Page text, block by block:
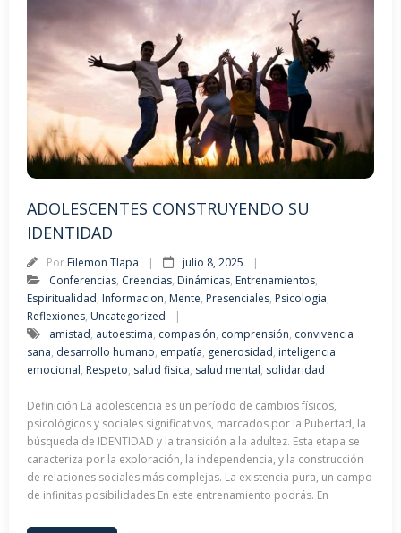
ADOLESCENTES CONSTRUYENDO SU
IDENTIDAD
Por Filemon Tlapa
julio 8, 2025
Conferencias, Creencias, Dinámicas, Entrenamientos,
Espiritualidad, Informacion, Mente, Presenciales, Psicologia,
Reflexiones, Uncategorized
amistad, autoestima, compasión, comprensión, convivencia
sana, desarrollo humano, empatía, generosidad, inteligencia
emocional, Respeto, salud fisica, salud mental, solidaridad
Definición La adolescencia es un período de cambios físicos,
psicológicos y sociales significativos, marcados por la Pubertad, la
búsqueda de IDENTIDAD y la transición a la adultez. Esta etapa se
caracteriza por la exploración, la independencia, y la construcción
de relaciones sociales más complejas. La existencia pura, un campo
de infinitas posibilidades En este entrenamiento podrás. En